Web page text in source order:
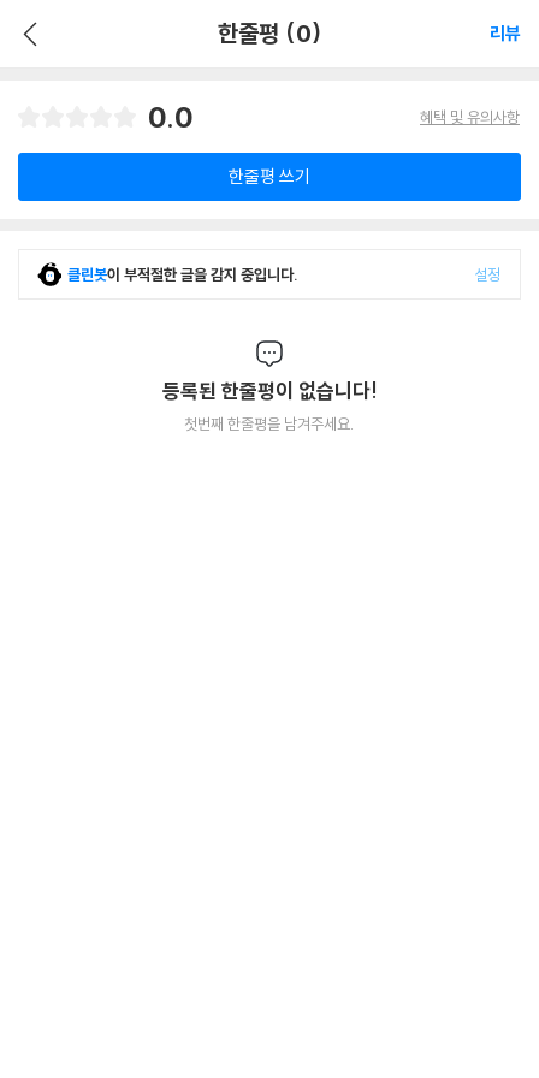
한줄평 (0) 리뷰
0.0 혜택 및 유의사항
한줄평 쓰기
클린봇이 부적절한 글을 감지 중입니다. 설정
등록된 한줄평이 없습니다!
첫번째 한줄평을 남겨주세요.